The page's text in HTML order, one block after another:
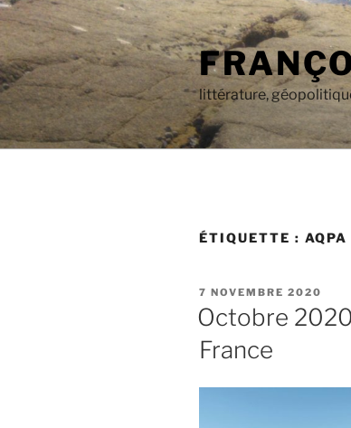
Aller
au
contenu
principal
littérature,
ÉTIQUETTE : AQPA
PUBLIÉ
LE
7 NOVEMBRE 2020
Octobre
France